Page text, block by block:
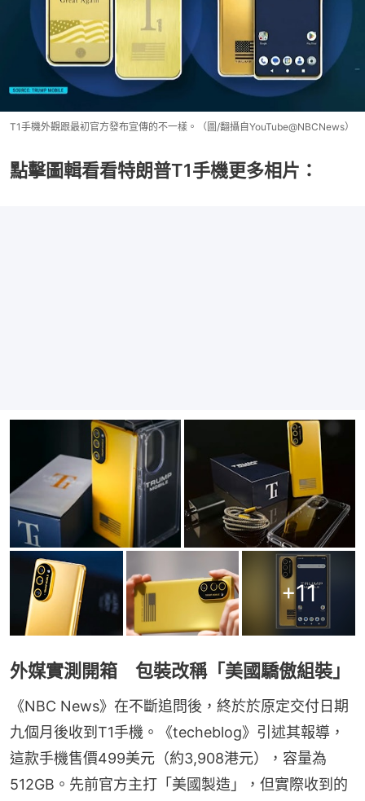
T1手機外觀跟最初官方發布宣傳的不一樣。（圖/翻攝自YouTube@NBCNews）
點擊圖輯看看特朗普T1手機更多相片：
+11
外媒實測開箱 包裝改稱「美國驕傲組裝」
《NBC News》在不斷追問後，終於於原定交付日期
九個月後收到T1手機。《techeblog》引述其報導，
這款手機售價499美元（約3,908港元），容量為
512GB。先前官方主打「美國製造」，但實際收到的